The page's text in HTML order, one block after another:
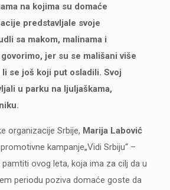
na kojima su domaće
predstavljale svoje
sa makom, malinama i
jer su se mališani više
li se još koji put osladili. Svoj
u parku na ljuljaškama,
organizacije Srbije, Marija Labović
kampanje„Vidi Srbiju“ –
ovog leta, koja ima za cilj da u
periodu poziva domaće goste da